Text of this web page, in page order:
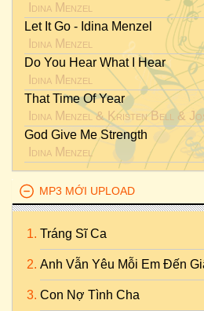
Idina Menzel
Let It Go - Idina Menzel
Idina Menzel
Do You Hear What I Hear
Idina Menzel
That Time Of Year
Idina Menzel& Kristen Bell &
God Give Me Strength
Idina Menzel
MP3 MỚI UPLOAD
Tráng Sĩ Ca
Anh Vẫn Yêu Mỗi Em Đến
Con Nợ Tình Cha